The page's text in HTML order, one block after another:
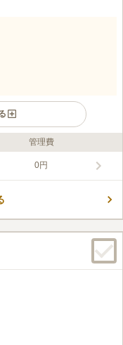
ットちゃんと一緒に眠れ
です。宗教自由で、永遠に
みの埋蔵をご希望の場合
多摩」をご案内しておりま
う。霊園よりいろいろ安
管理費
0円